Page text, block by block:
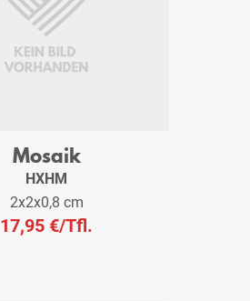
Mosaik
HXHM
2x2x0,8 cm
17,95 €/Tfl.